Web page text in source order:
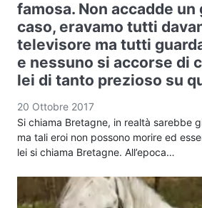
famosa. Non accadde
caso, eravamo tutti
televisore ma tutti
e nessuno si accorse di
lei di tanto prezioso su
20 Ottobre 2017
Si chiama Bretagne, in realtà sarebbe
ma tali eroi non possono morire ed
lei si chiama Bretagne. All’epoca…